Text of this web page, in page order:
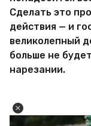
Сделать это
действия — и
великолепный
больше не
нарезании.